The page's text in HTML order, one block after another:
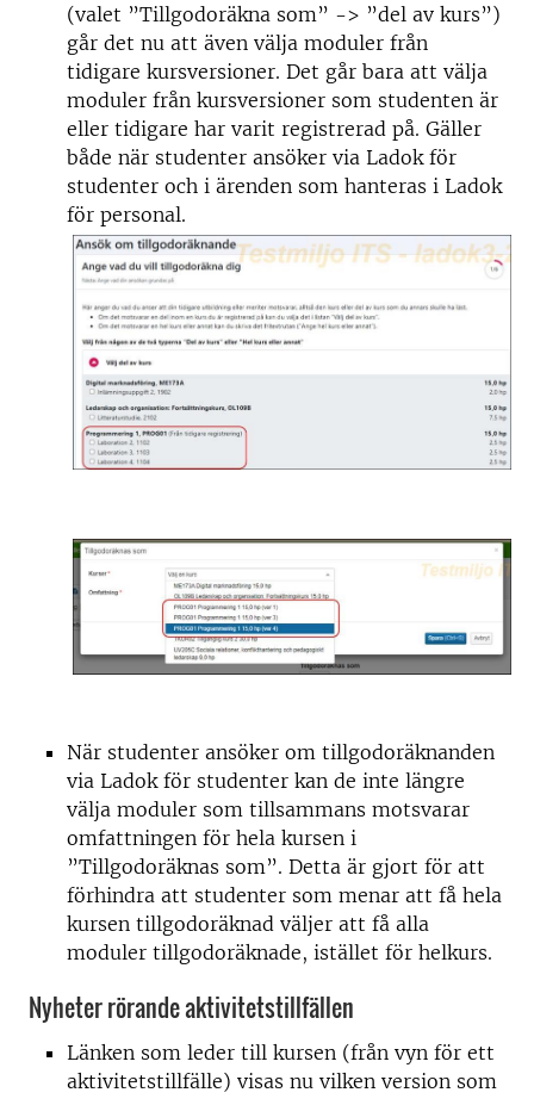
(valet ”Tillgodoräkna som” -> ”del av kurs”)
går det nu att även välja moduler från
tidigare kursversioner. Det går bara att välja
moduler från kursversioner som studenten är
eller tidigare har varit registrerad på. Gäller
både när studenter ansöker via Ladok för
studenter och i ärenden som hanteras i Ladok
för personal.
När studenter ansöker om tillgodoräknanden
via Ladok för studenter kan de inte längre
välja moduler som tillsammans motsvarar
omfattningen för hela kursen i
”Tillgodoräknas som”. Detta är gjort för att
förhindra att studenter som menar att få hela
kursen tillgodoräknad väljer att få alla
moduler tillgodoräknade, istället för helkurs.
Nyheter rörande aktivitetstillfällen
Länken som leder till kursen (från vyn för ett
aktivitetstillfälle) visas nu vilken version som